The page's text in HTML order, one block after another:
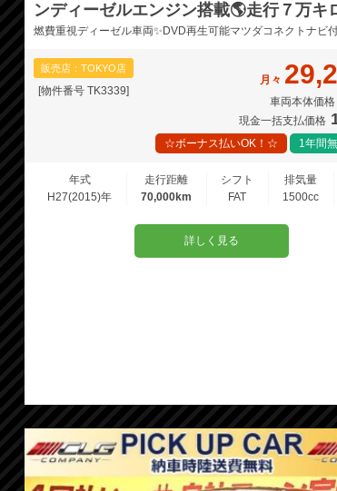
ンディーゼルエンジン搭載🌎走行７万キ
燃費重視ディーゼル車両✨DVD再生可能マツダコネクトナビ
販売店：TOKYO店
[物件番号 TK3339]
月々
車両本体価格
現金一括支払価格
☆ボーナス払いOK！☆
1年間
年式
H27(2015)年
走行距離
70,000km
シフト
FAT
排気量
1500cc
詳しく見る